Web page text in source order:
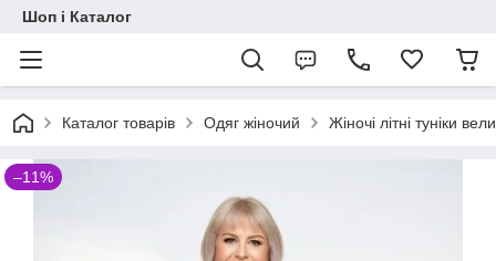
Шоп і Каталог
Каталог товарів Одяг жіночий Жіночі літні туніки
–11%